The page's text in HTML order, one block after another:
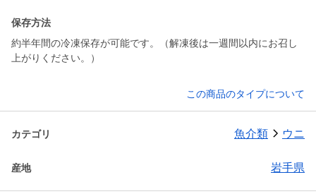
保存方法
約半年間の冷凍保存が可能です。（解凍後は一週間以内にお召し
上がりください。）
この商品のタイプについて
カテゴリ 魚介類 ウニ
産地 岩手県